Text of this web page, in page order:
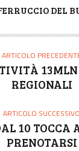
DEL
ARTICOLO
REGIONALI
ARTICOLO SUCCESSIVO
10 TOCCA
PRENOTARSI